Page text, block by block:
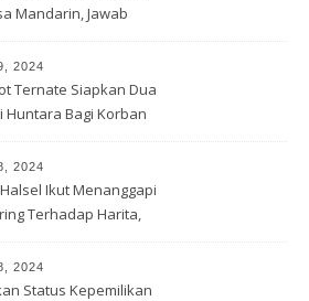
Mandarin, Jawab
2024
Ternate Siapkan Dua
Huntara Bagi Korban
2024
Ikut Menanggapi
Terhadap Harita,
2024
Status Kepemilikan